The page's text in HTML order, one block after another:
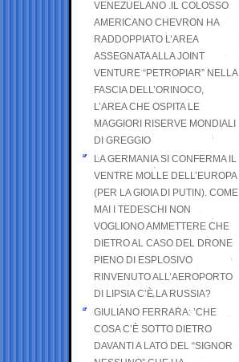
VENEZUELANO .IL COLOSSO
AMERICANO CHEVRON HA
RADDOPPIATO L’AREA
ASSEGNATA ALLA JOINT
VENTURE “PETROPIAR” NELLA
FASCIA DELL’ORINOCO,
L’AREA CHE OSPITA LE
MAGGIORI RISERVE MONDIALI
DI GREGGIO
LA GERMANIA SI CONFERMA IL
VENTRE MOLLE DELL’EUROPA
(PER LA GIOIA DI PUTIN). COME
MAI I TEDESCHI NON
VOGLIONO AMMETTERE CHE
DIETRO AL CASO DEL DRONE
PIENO DI ESPLOSIVO
RINVENUTO ALL’AEROPORTO
DI LIPSIA C’È LA RUSSIA?
GIULIANO FERRARA: ’CHE
COSA C’È SOTTO DIETRO
DAVANTI A LATO DEL “SIGNOR